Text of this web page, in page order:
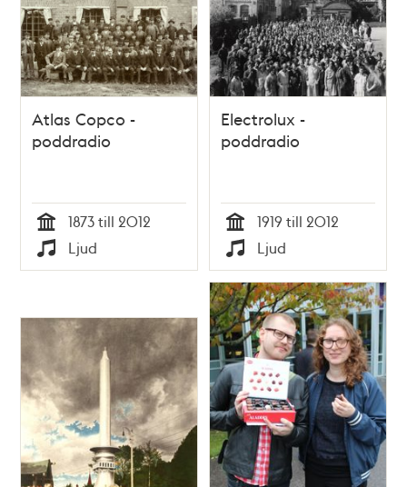
Atlas Copco -
poddradio
Tid
1873 till 2012
Typ
Ljud
Electrolux -
poddradio
Tid
1919 till 2012
Typ
Ljud